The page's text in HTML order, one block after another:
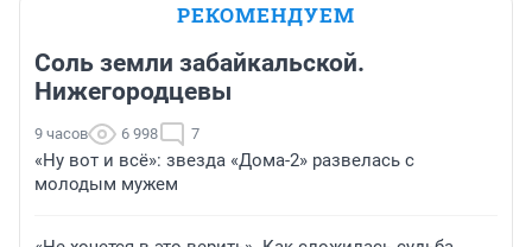
РЕКОМЕНДУЕМ
Соль земли забайкальской.
Нижегородцевы
9 часов 6 998 7
«Ну вот и всё»: звезда «Дома-2» развелась с
молодым мужем